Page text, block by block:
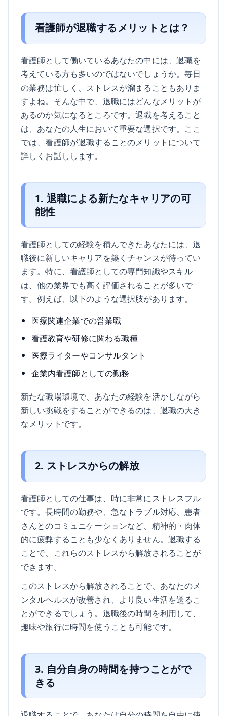
看護師が退職するメリットとは？
看護師として働いているあなたの中には、退職を
考えている方も多いのではないでしょうか。毎日
の業務は忙しく、ストレスが溜まることもありま
すよね。そんな中で、退職にはどんなメリットが
あるのか気になるところです。退職を考えること
は、あなたの人生において重要な選択です。ここ
では、看護師が退職することのメリットについて
詳しくお話しします。
1. 退職による新たなキャリアの可
能性
看護師としての経験を積んできたあなたには、退
職後に新しいキャリアを築くチャンスが待ってい
ます。特に、看護師としての専門知識やスキル
は、他の業界でも高く評価されることが多いで
す。例えば、以下のような選択肢があります。
医療関連企業での営業職
看護教育や研修に関わる職種
医療ライターやコンサルタント
企業内看護師としての勤務
新たな職場環境で、あなたの経験を活かしながら
新しい挑戦をすることができるのは、退職の大き
なメリットです。
2. ストレスからの解放
看護師としての仕事は、時に非常にストレスフル
です。長時間の勤務や、急なトラブル対応、患者
さんとのコミュニケーションなど、精神的・肉体
的に疲弊することも少なくありません。退職する
ことで、これらのストレスから解放されることが
できます。
このストレスから解放されることで、あなたのメ
ンタルヘルスが改善され、より良い生活を送るこ
とができるでしょう。退職後の時間を利用して、
趣味や旅行に時間を使うことも可能です。
3. 自分自身の時間を持つことがで
きる